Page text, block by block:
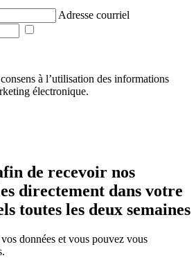
Adresse courriel
à l’utilisation des informations
électronique.
de recevoir nos
directement dans votre
toutes les deux semaines
données et vous pouvez vous